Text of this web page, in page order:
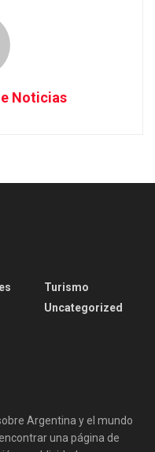
Noticias
Turismo
Uncategorized
Argentina y el mundo
una página de